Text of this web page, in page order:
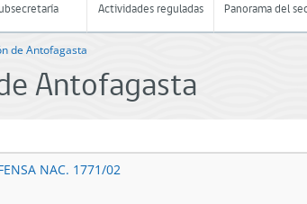
Actividades reguladas Panorama del
de Antofagasta
Antofagasta
NAC. 1771/02